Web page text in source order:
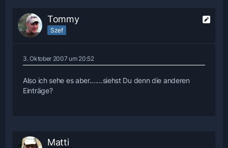
Tommy
Szef
3. Oktober 2007 um 20:52
Also ich sehe es aber.......siehst Du denn die anderen
Einträge?
Matti